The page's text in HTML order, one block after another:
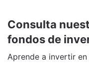
Consulta
fondos de
Aprende a invertir